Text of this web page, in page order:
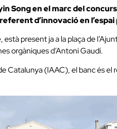
Song en el marc del
d’innovació en l’espai
present ja a la plaça de
orgàniques d’Antoni Gaudí.
Catalunya (IAAC), el banc és el